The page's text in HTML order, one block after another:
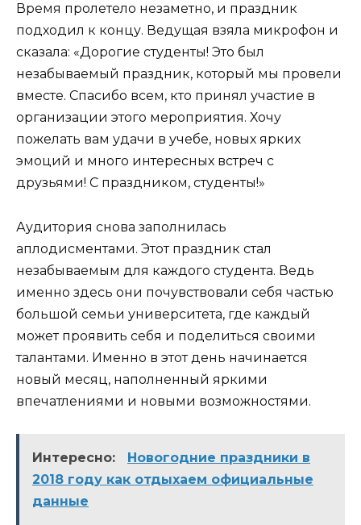
Время пролетело незаметно, и праздник
подходил к концу. Ведущая взяла микрофон и
сказала: «Дорогие студенты! Это был
незабываемый праздник, который мы провели
вместе. Спасибо всем, кто принял участие в
организации этого мероприятия. Хочу
пожелать вам удачи в учебе, новых ярких
эмоций и много интересных встреч с
друзьями! С праздником, студенты!»
Аудитория снова заполнилась
аплодисментами. Этот праздник стал
незабываемым для каждого студента. Ведь
именно здесь они почувствовали себя частью
большой семьи университета, где каждый
может проявить себя и поделиться своими
талантами. Именно в этот день начинается
новый месяц, наполненный яркими
впечатлениями и новыми возможностями.
Интересно:
Новогодние праздники в
2018 году как отдыхаем официальные
данные